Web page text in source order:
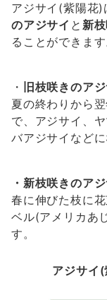
アジサイ(紫陽花)
のアジサイ と 新
ることができます
・
旧枝咲きのア
夏の終わりから
で、アジサイ、
バアジサイなどに
・新枝咲きのア
春に伸びた枝に
ベル(アメリカあ
す。
アジサイ